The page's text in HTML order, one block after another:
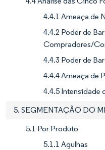
4.4.1 Ameaça de
4.4.2 Poder de
Compradores/
4.4.3 Poder de
4.4.4 Ameaça de
4.4.5 Intensidade
5. SEGMENTAÇÃO DO
5.1 Por Produto
5.1.1 Agulhas